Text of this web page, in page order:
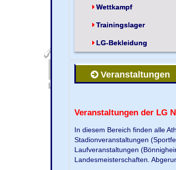
Wettkampf
Trainingslager
LG-Bekleidung
Veranstaltungen
Veranstaltungen der LG
In diesem Bereich finden alle
Stadionveranstaltungen
Laufveranstaltungen
Landesmeisterschaften.